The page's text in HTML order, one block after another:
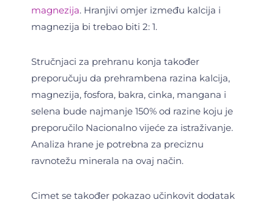
magnezija. Hranjivi omjer između kalcija i
magnezija bi trebao biti 2: 1.
Stručnjaci za prehranu konja također
preporučuju da prehrambena razina kalcija,
magnezija, fosfora, bakra, cinka, mangana i
selena bude najmanje 150% od razine koju je
preporučilo Nacionalno vijeće za istraživanje.
Analiza hrane je potrebna za preciznu
ravnotežu minerala na ovaj način.
Cimet se također pokazao učinkovit dodatak